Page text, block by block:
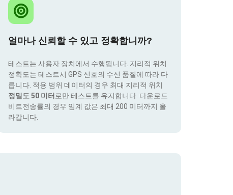
얼마나 신뢰할 수 있고 정확합니까?
테스트는 사용자 장치에서 수행됩니다. 지리적 위치
정확도는 테스트시 GPS 신호의 수신 품질에 따라 다
릅니다. 적용 범위 데이터의 경우 최대 지리적 위치
정밀도 50 미터 로만 테스트를 유지합니다. 다운로드
비트전송률의 경우 임계 값은 최대 200 미터까지 올
라갑니다.